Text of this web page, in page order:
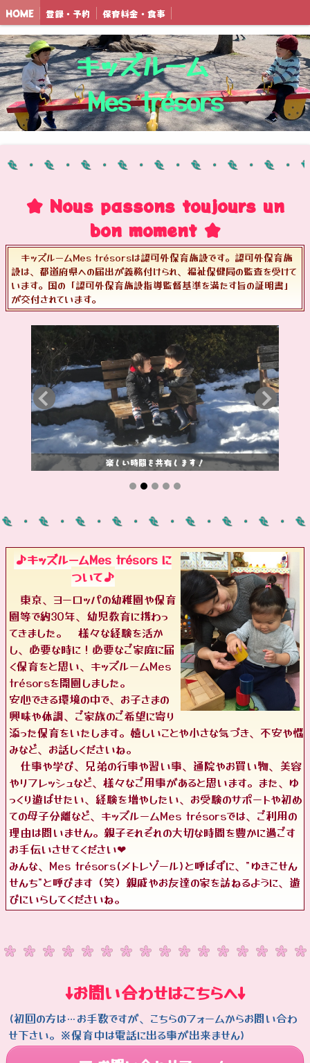
HOME 登録・予約 保育料金・食事
キッズルーム
Mes trésors
★ Nous passons toujours un
bon moment ★
キッズルームMes trésorsは認可外保育施設です。認可外保育施
設は、都道府県への届出が義務付けられ、福祉保健局の監査を受けて
います。国の「認可外保育施設指導監督基準を満たす旨の証明書」
が交付されています。
楽しい時間を共有します！
♪キッズルームMes trésors に
ついて♪
東京、ヨーロッパの幼稚園や保育
園等で約30年、幼児教育に携わっ
てきました。 様々な経験を活か
し、必要な時に！必要なご家庭に届
く保育をと思い、キッズルームMes
trésorsを開園しました。
安心できる環境の中で、お子さまの
興味や体調、ご家族のご希望に寄り
添った保育をいたします。嬉しいことや小さな気づき、不安や悩
みなど、お話しくださいね。
仕事や学び、兄弟の行事や習い事、通院やお買い物、美容
やリフレッシュなど、様々なご用事があると思います。また、ゆ
っくり遊ばせたい、経験を増やしたい、お受験のサポートや初め
ての母子分離など、キッズルームMes trésorsでは、ご利用の
理由は問いません。親子それぞれの大切な時間を豊かに過ごす
お手伝いさせてください❤︎
みんな、Mes trésors(メトレゾール)と呼ばずに、"ゆきこせん
せんち”と呼びます（笑）親戚やお友達の家を訪ねるように、遊
びにいらしてくださいね。
↓お問い合わせはこちらへ↓
(初回の方は…お手数ですが、こちらのフォームからお問い合わ
せ下さい。※保育中は電話に出る事が出来ません)